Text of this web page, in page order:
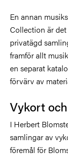
En annan
Collection är
privatägd
framför allt
en separat
förvärv av
Vykort
I Herbert
samlingar av
föremål för